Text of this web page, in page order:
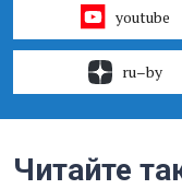
youtube
ru–by
Читайте